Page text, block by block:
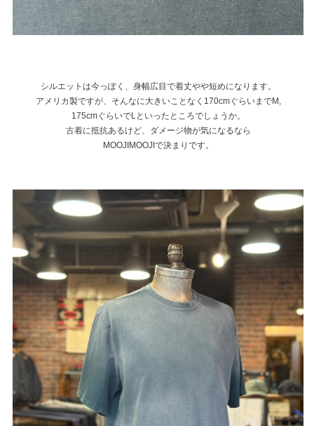
シルエットは今っぽく、身幅広目で着丈やや短めになります。
アメリカ製ですが、そんなに大きいことなく170cmぐらいまでM,
175cmぐらいでLといったところでしょうか。
古着に抵抗あるけど、ダメージ物が気になるなら
MOOJIMOOJIで決まりです。